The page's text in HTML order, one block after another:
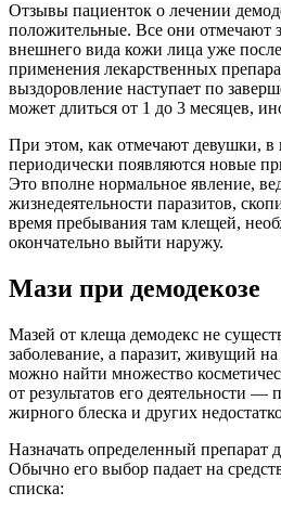
Отзывы пациенток о лечении
положительные. Все они отмечают
внешнего вида кожи лица уже
применения лекарственных
выздоровление наступает по
может длиться от 1 до 3 месяцев,
При этом, как отмечают девушки, в
периодически появляются новые
Это вполне нормальное явление,
жизнедеятельности паразитов,
время пребывания там клещей,
окончательно выйти наружу.
Мази при демодекозе
Мазей от клеща демодекс не
заболевание, а паразит, живущий
можно найти множество
от результатов его деятельности
жирного блеска и других
Назначать определенный препарат
Обычно его выбор падает на
списка: